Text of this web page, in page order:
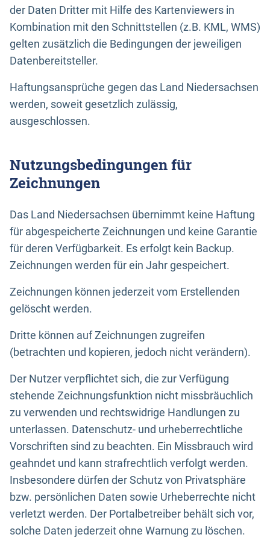
der Daten Dritter mit Hilfe des Kartenviewers in
Kombination mit den Schnittstellen (z.B. KML, WMS)
gelten zusätzlich die Bedingungen der jeweiligen
Datenbereitsteller.
Haftungsansprüche gegen das Land Niedersachsen
werden, soweit gesetzlich zulässig,
ausgeschlossen.
Nutzungsbedingungen für
Zeichnungen
Das Land Niedersachsen übernimmt keine Haftung
für abgespeicherte Zeichnungen und keine Garantie
für deren Verfügbarkeit. Es erfolgt kein Backup.
Zeichnungen werden für ein Jahr gespeichert.
Zeichnungen können jederzeit vom Erstellenden
gelöscht werden.
Dritte können auf Zeichnungen zugreifen
(betrachten und kopieren, jedoch nicht verändern).
Der Nutzer verpflichtet sich, die zur Verfügung
stehende Zeichnungsfunktion nicht missbräuchlich
zu verwenden und rechtswidrige Handlungen zu
unterlassen. Datenschutz- und urheberrechtliche
Vorschriften sind zu beachten. Ein Missbrauch wird
geahndet und kann strafrechtlich verfolgt werden.
Insbesondere dürfen der Schutz von Privatsphäre
bzw. persönlichen Daten sowie Urheberrechte nicht
verletzt werden. Der Portalbetreiber behält sich vor,
solche Daten jederzeit ohne Warnung zu löschen.